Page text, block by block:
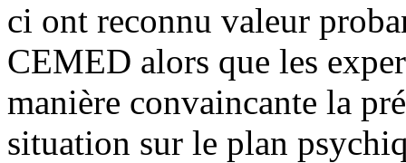
ci ont reconnu valeur
CEMED alors que les
manière convaincante la
situation sur le plan